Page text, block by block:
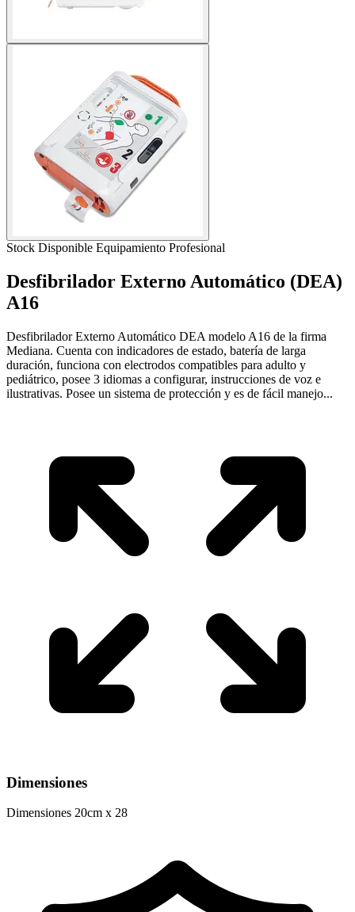
Stock Disponible Equipamiento Profesional
Desfibrilador Externo Automático (DEA)
A16
Desfibrilador Externo Automático DEA modelo A16 de la firma
Mediana. Cuenta con indicadores de estado, batería de larga
duración, funciona con electrodos compatibles para adulto y
pediátrico, posee 3 idiomas a configurar, instrucciones de voz e
ilustrativas. Posee un sistema de protección y es de fácil manejo...
Dimensiones
Dimensiones 20cm x 28